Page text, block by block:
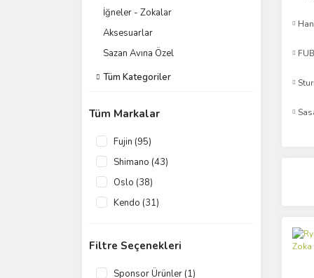
İğneler - Zokalar
Aksesuarlar
Sazan Avına Özel
Tüm Kategoriler
Tüm Markalar
Fujin (95)
Shimano (43)
Oslo (38)
Kendo (31)
Ryuji (24)
Filtre Seçenekleri
Sponsor Ürünler (1)